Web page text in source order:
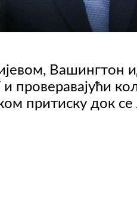
Вашингтон
проверавајући
притиску док се